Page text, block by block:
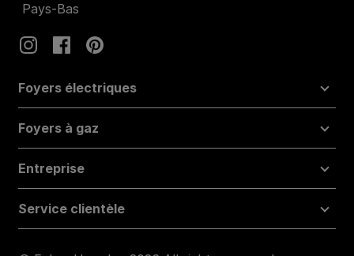
Pays-Bas
Foyers électriques
Foyers à gaz
Entreprise
Service clientèle